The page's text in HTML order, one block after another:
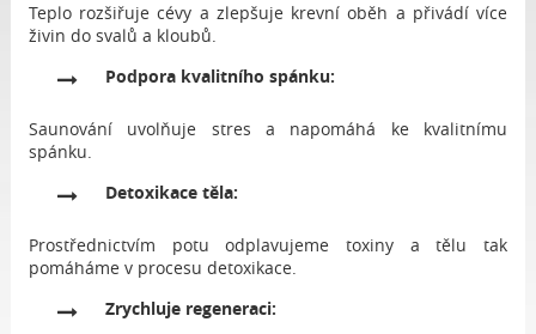
Teplo rozšiřuje cévy a zlepšuje krevní oběh a přivádí více
živin do svalů a kloubů.
Podpora kvalitního spánku:
Saunování uvolňuje stres a napomáhá ke kvalitnímu
spánku.
Detoxikace těla:
Prostřednictvím potu odplavujeme toxiny a tělu tak
pomáháme v procesu detoxikace.
Zrychluje regeneraci: